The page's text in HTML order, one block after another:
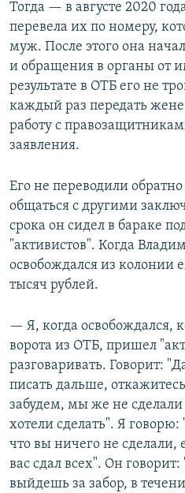
Тогда — в августе 2020
перевела их по номеру,
муж. После этого она
и обращения в органы от
результате в ОТБ его не
каждый раз передать
работу с
заявления.
Его не переводили
общаться с другими
срока он сидел в бараке
"активистов". Когда
освобождался из колонии
тысяч рублей.
— Я, когда освобождался,
ворота из ОТБ, пришел
разговаривать. Говорит:
писать дальше,
забудем, мы же не сделали
хотели сделать". Я говорю:
что вы ничего не сделали,
вас сдал всех". Он
выйдешь за забор, в